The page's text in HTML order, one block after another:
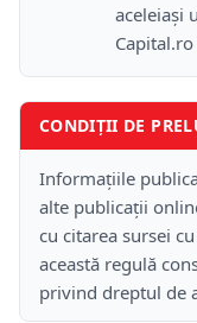
aceleiași
CONDIȚII DE
Informațiile
alte publicații
cu citarea sursei
această regulă
privind dreptul de